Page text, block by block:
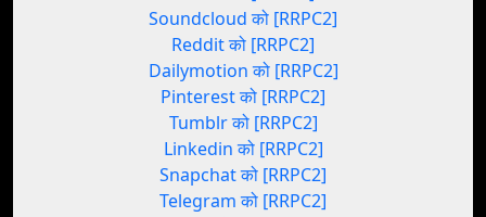
Soundcloud को [RRPC2]
Reddit को [RRPC2]
Dailymotion को [RRPC2]
Pinterest को [RRPC2]
Tumblr को [RRPC2]
Linkedin को [RRPC2]
Snapchat को [RRPC2]
Telegram को [RRPC2]